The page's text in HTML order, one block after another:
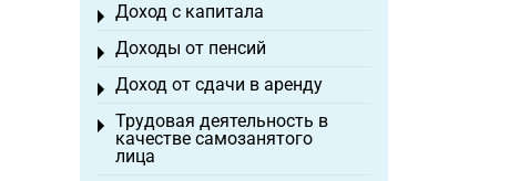
Доход с капитала
Toggle menu
Доходы от пенсий
Toggle menu
Доход от сдачи в аренду
Toggle menu
Трудовая деятельность в
качестве самозанятого
лица
Toggle menu